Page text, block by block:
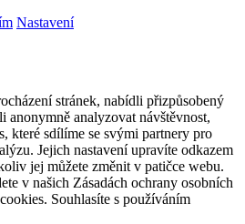
Nastavení
stránek, nabídli přizpůsobený
anonymně analyzovat návštěvnost,
které sdílíme se svými partnery pro
Jejich nastavení upravíte odkazem
jej můžete změnit v patičce webu.
v našich Zásadách ochrany osobních
Souhlasíte s používáním